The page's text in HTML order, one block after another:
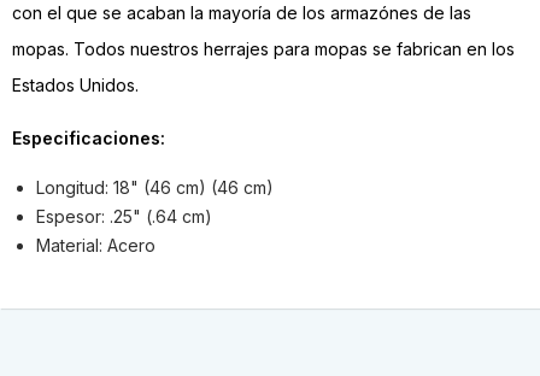
con el que se acaban la mayoría de los armazónes de las
mopas. Todos nuestros herrajes para mopas se fabrican en los
Estados Unidos.
Especificaciones:
Longitud: 18" (46 cm) (46 cm)
Espesor: .25" (.64 cm)
Material: Acero